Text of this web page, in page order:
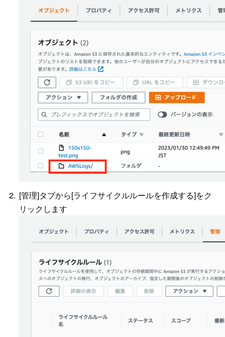
[管理]タブから[ライフサイクルルールを作成する]をク
リックします